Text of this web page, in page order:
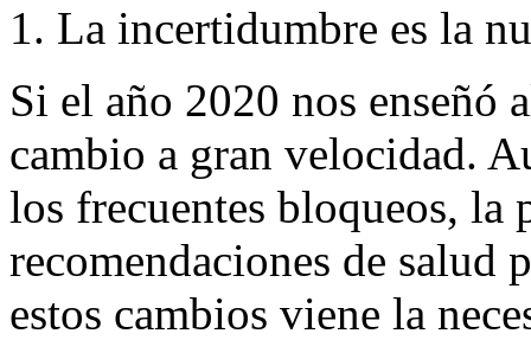
La incertidumbre es la
Si el año 2020 nos enseñó
cambio a gran velocidad.
los frecuentes bloqueos, la
recomendaciones de salud
estos cambios viene la